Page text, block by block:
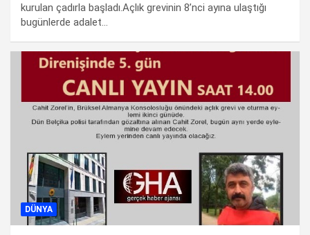
kurulan çadırla başladı.Açlık grevinin 8’nci ayına ulaştığı
bugünlerde adalet…
DÜNYA